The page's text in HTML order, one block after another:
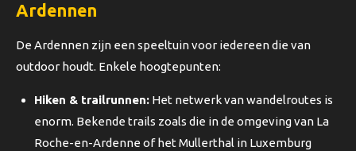
Ardennen
De Ardennen zijn een speeltuin voor iedereen die van
outdoor houdt. Enkele hoogtepunten:
Hiken & trailrunnen:Het netwerk van wandelroutes is
enorm. Bekende trails zoals die in de omgeving van La
Roche-en-Ardenne of het Mullerthal in Luxemburg